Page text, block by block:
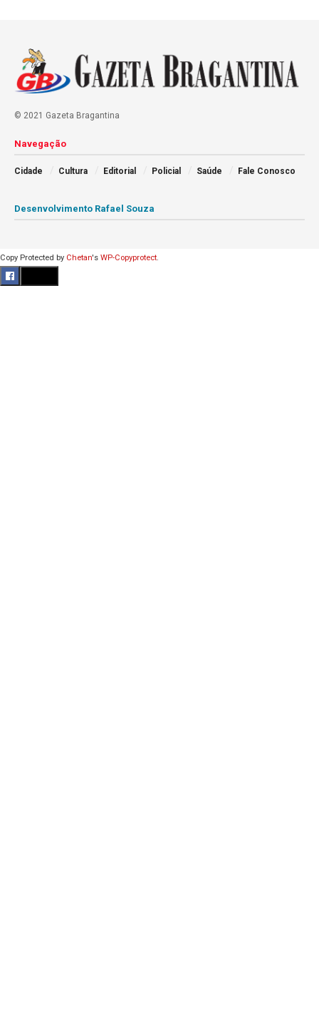
© 2021 Gazeta Bragantina
Navegação
Cidade Cultura Editorial Policial Saúde Fale Conosco
Desenvolvimento Rafael Souza
Copy Protected by Chetan's WP-Copyprotect.